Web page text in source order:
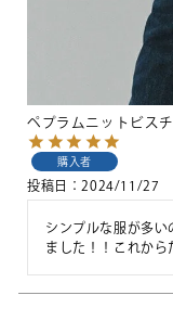
ペプラムニットビス
購入者
投稿日 2024/11/27
シンプルな服が多い
ました！！これか